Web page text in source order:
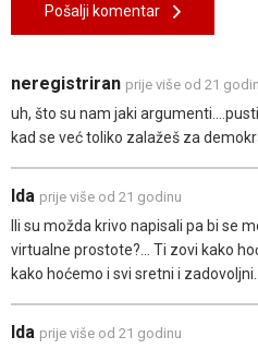
Pošalji komentar
neregistriran prije više od 21
uh, što su nam jaki
kad se već toliko zalažeš za
Ida prije više od 21 godinu
Ili su možda krivo napisali pa bi se
virtualne prostote?... Ti zovi kako
kako hoćemo i svi sretni i
Ida prije više od 21 godinu